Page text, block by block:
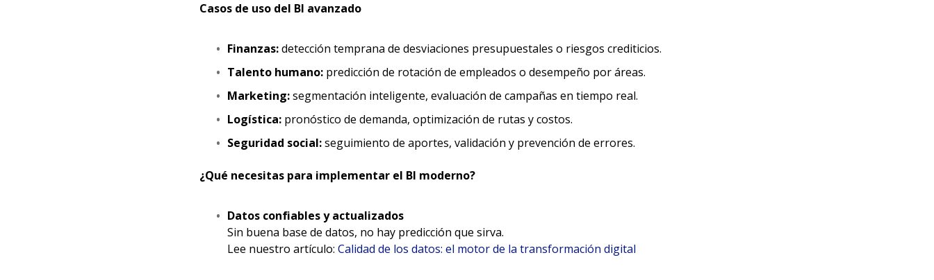
Casos de uso del BI avanzado
Finanzas:detección temprana de desviaciones presupuestales o riesgos crediticios.
Talento humano: predicción de rotación de empleados o desempeño por áreas.
Marketing:segmentación inteligente, evaluación de campañas en tiempo real.
Logística: pronóstico de demanda, optimización de rutas y costos.
Seguridad social:seguimiento de aportes, validación y prevención de errores.
¿Qué necesitas para implementar el BI moderno?
Datos confiables y actualizados
Sin buena base de datos, no hay predicción que sirva.
Lee nuestro artículo: Calidad de los datos: el motor de la transformación digital